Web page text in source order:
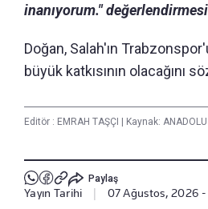
inanıyorum."
Doğan, Salah'ın
büyük katkısının olacağını
Editör : EMRAH TAŞÇI | Kaynak:
Paylaş
Yayın Tarihi | 07 Ağustos, 2026